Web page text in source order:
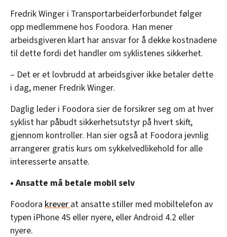
Fredrik Winger i Transportarbeiderforbundet følger
opp medlemmene hos Foodora. Han mener
arbeidsgiveren klart har ansvar for å dekke kostnadene
til dette fordi det handler om syklistenes sikkerhet.
– Det er et lovbrudd at arbeidsgiver ikke betaler dette
i dag, mener Fredrik Winger.
Daglig leder i Foodora sier de forsikrer seg om at hver
syklist har påbudt sikkerhetsutstyr på hvert skift,
gjennom kontroller. Han sier også at Foodora jevnlig
arrangerer gratis kurs om sykkelvedlikehold for alle
interesserte ansatte.
• Ansatte må betale mobil selv
Foodora kreverat ansatte stiller med mobiltelefon av
typen iPhone 4S eller nyere, eller Android 4.2 eller
nyere.